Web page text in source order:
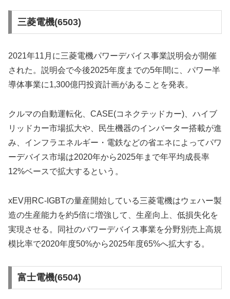
三菱電機(6503)
2021年11月に三菱電機パワーデバイス事業説明会が開催
された。説明会で今後2025年度までの5年間に、パワー半
導体事業に1,300億円投資計画があることを発表。
クルマの自動運転化、CASE(コネクテッドカー)、ハイブ
リッドカー市場拡大や、民生機器のインバーター搭載が進
み、インフラエネルギー・電鉄などの省エネによってパワ
ーデバイス市場は2020年から2025年まで年平均成長率
12%ベースで拡大するという。
xEV用RC-IGBTの量産開始している三菱電機はウェハー製
造の生産能力を約5倍に増強して、生産向上、低損失化を
実現させる。同社のパワーデバイス事業を分野別売上高規
模比率で2020年度50%から2025年度65%へ拡大する。
富士電機(6504)